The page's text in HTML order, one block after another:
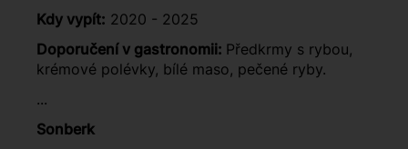
Kdy vypít: 2020 - 2025
Doporučení v gastronomii: Předkrmy s rybou,
krémové polévky, bílé maso, pečené ryby.
...
Sonberk